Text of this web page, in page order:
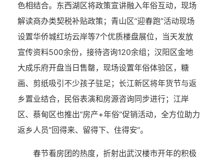
色相结合。东西湖区将政策宣讲融入年俗互动，现场
解读商办类契税补贴政策；青山区“迎春跑”活动现场
设置华侨城红坊云岸等7个优质楼盘展位，当天发放
宣传资料500余份，接待咨询120余组；汉阳区金地
大成乐府开盘当日售罄，现场设置年俗体验区，糖
画、剪纸吸引不少孩子驻足；长江新区将年货节与返
乡置业结合，民俗表演和房源咨询同步进行；江岸
区、蔡甸区也推出“房产+年俗”促销活动，全方位助力
返乡人员“回得来、留得下、住得安”。
春节看房团的热度，折射出武汉楼市开年的积极